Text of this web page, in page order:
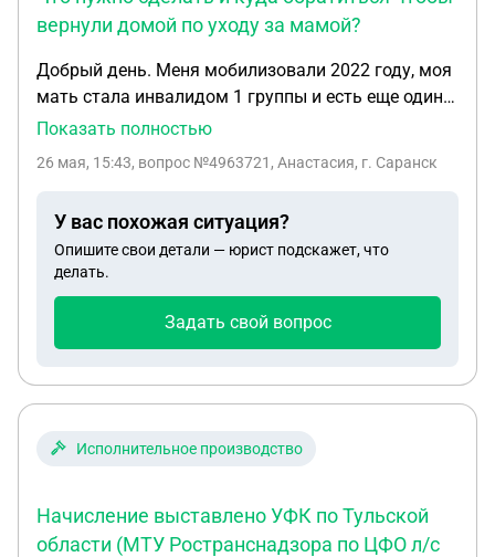
вернули домой по уходу за мамой?
Добрый день. Меня мобилизовали 2022 году, моя
мать стала инвалидом 1 группы и есть еще один
сын но он не проживает с мамой и на иждивении
сделать и куда обратиться чтобы вернули домой
Показать полностью
26 мая, 15:43, вопрос №4963721, Анастасия, г. Саранск
У вас похожая ситуация?
Опишите свои детали — юрист подскажет, что
делать.
Задать свой вопрос
Исполнительное производство
Начисление выставлено УФК по Тульской
области (МТУ Ространснадзора по ЦФО л/с